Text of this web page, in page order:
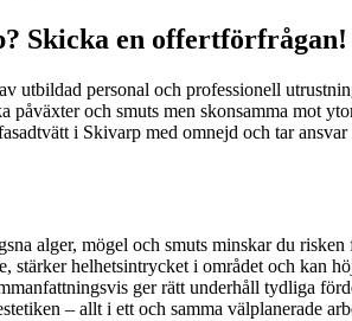
Skicka en offertförfrågan!
utbildad personal och professionell
och smuts men skonsamma mot
i Skivarp med omnejd och tar
alger, mögel och smuts minskar du
stärker helhetsintrycket i området och kan
ger rätt underhåll tydliga
– allt i ett och samma välplanerade